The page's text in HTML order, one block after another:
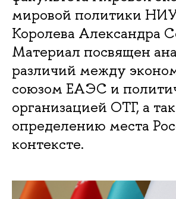
мировой политики
Королева Александра
Материал посвящен
различий между
союзом ЕАЭС и
организацией ОТГ, а
определению места
контексте.